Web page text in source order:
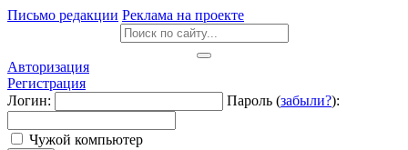
Письмо редакции Реклама на проекте
Авторизация
Регистрация
Логин:
Пароль (забыли?):
Чужой компьютер